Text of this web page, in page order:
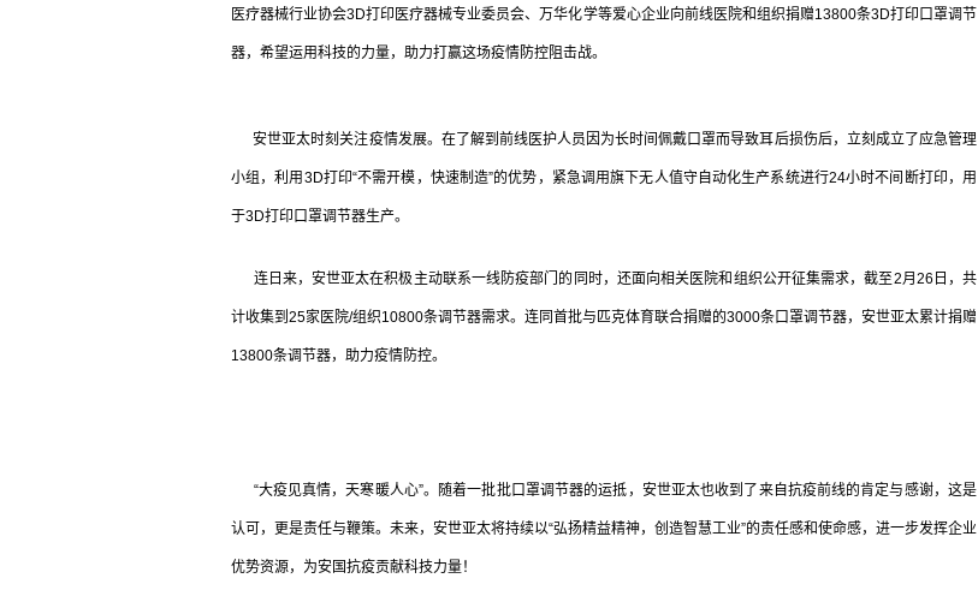
医疗器械行业协会3D打印医疗器械专业委员会、万华化学等爱心企业向前线医院和组织捐赠13800条3D打印口罩调节
器，希望运用科技的力量，助力打赢这场疫情防控阻击战。
安世亚太时刻关注疫情发展。在了解到前线医护人员因为长时间佩戴口罩而导致耳后损伤后，立刻成立了应急管理
小组，利用3D打印“不需开模，快速制造”的优势，紧急调用旗下无人值守自动化生产系统进行24小时不间断打印，用
于3D打印口罩调节器生产。
连日来，安世亚太在积极主动联系一线防疫部门的同时，还面向相关医院和组织公开征集需求，截至2月26日，共
计收集到25家医院/组织10800条调节器需求。连同首批与匹克体育联合捐赠的3000条口罩调节器，安世亚太累计捐赠
13800条调节器，助力疫情防控。
“大疫见真情，天寒暖人心”。随着一批批口罩调节器的运抵，安世亚太也收到了来自抗疫前线的肯定与感谢，这是
认可，更是责任与鞭策。未来，安世亚太将持续以“弘扬精益精神，创造智慧工业”的责任感和使命感，进一步发挥企业
优势资源，为安国抗疫贡献科技力量！